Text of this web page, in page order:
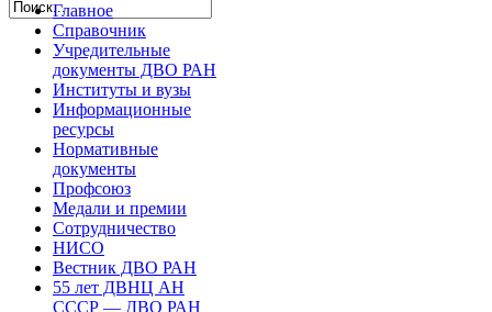
Главное
Справочник
Учредительные
документы ДВО РАН
Институты и вузы
Информационные
ресурсы
Нормативные
документы
Профсоюз
Медали и премии
Сотрудничество
НИСО
Вестник ДВО РАН
55 лет ДВНЦ АН
СССР — ДВО РАН